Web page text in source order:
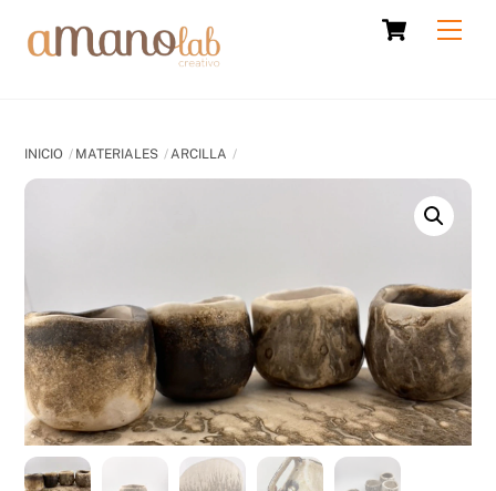
Cart
INICIO MATERIALES ARCILLA